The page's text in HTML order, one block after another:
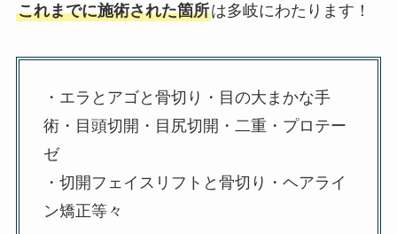
これまでに施術された箇所は多岐にわたります！
・エラとアゴと骨切り・目の大まかな手
術・目頭切開・目尻切開・二重・プロテー
ゼ
・切開フェイスリフトと骨切り・ヘアライ
ン矯正等々